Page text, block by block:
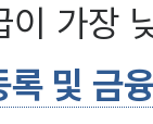
가장
록 및 금